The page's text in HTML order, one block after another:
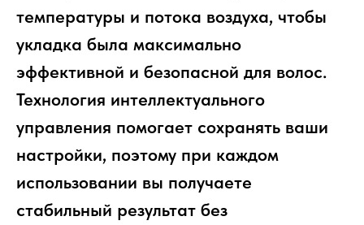
температуры и потока воздуха, чтобы
укладка была максимально
эффективной и безопасной для волос.
Технология интеллектуального
управления помогает сохранять ваши
настройки, поэтому при каждом
использовании вы получаете
стабильный результат без